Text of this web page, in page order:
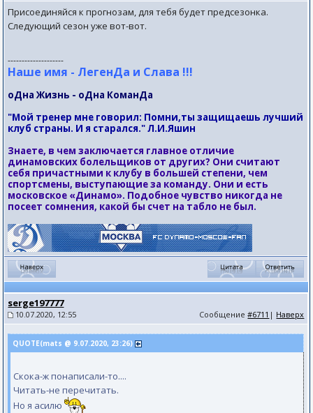
Присоединяйся к прогнозам, для тебя будет предсезонка.
Следующий сезон уже вот-вот.
--------------------
Наше имя - ЛегенДа и Слава !!!
оДна Жизнь - оДна КоманДа
"Мой тренер мне говорил: Помни,ты защищаешь лучший
клуб страны. И я старался." Л.И.Яшин
Знаете, в чем заключается главное отличие
динамовских болельщиков от других? Они считают
себя причастными к клубу в большей степени, чем
спортсмены, выступающие за команду. Они и есть
московское «Динамо». Подобное чувство никогда не
посеет сомнения, какой бы счет на табло не был.
serge197777
10.07.2020, 12:55 Сообщение#6711 | Наверх
QUOTE(mats @ 9.07.2020, 23:26)
Скока-ж понаписали-то....
Читать-не перечитать.
Но я асилю